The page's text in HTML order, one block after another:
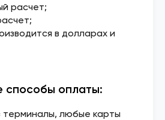
расчет;
в долларах и
способы оплаты:
терминалы, любые карты